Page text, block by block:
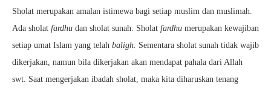
Sholat merupakan amalan istimewa bagi setiap muslim dan muslimah.
Ada sholat fardhu dan sholat sunah. Sholat fardhu merupakan kewajiban
setiap umat Islam yang telah baligh. Sementara sholat sunah tidak wajib
dikerjakan, namun bila dikerjakan akan mendapat pahala dari Allah
swt. Saat mengerjakan ibadah sholat, maka kita diharuskan tenang